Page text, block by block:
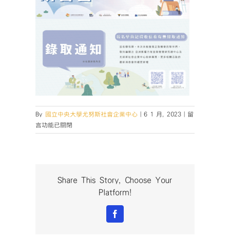
By 國立中央大學尤努斯社會企業中心 6 1 月, 2023
在
網
留
言功能已關閉
Share This Story, Choose Your
Platform!
Facebook